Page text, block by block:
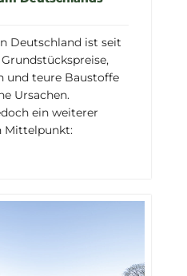
Deutschland ist seit
und teure Baustoffe
Ursachen.
ein weiterer
Mittelpunkt: